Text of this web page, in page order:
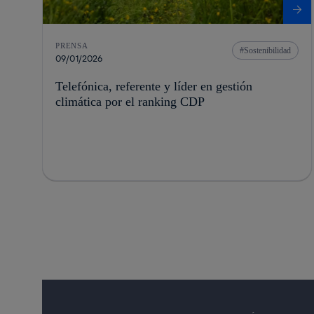
PRENSA
09/01/2026
Sostenibilidad
Telefónica, referente y líder en gestión
climática por el ranking CDP